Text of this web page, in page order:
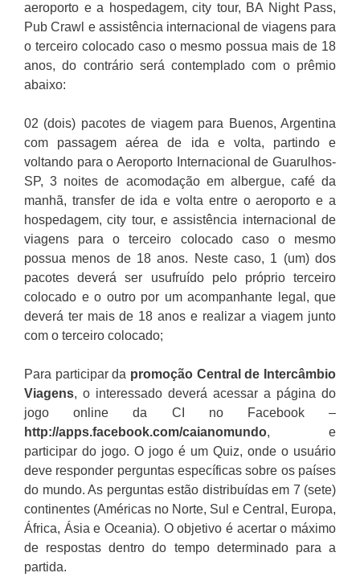
aeroporto e a hospedagem, city tour, BA Night Pass,
Pub Crawl e assistência internacional de viagens para
o terceiro colocado caso o mesmo possua mais de 18
anos, do contrário será contemplado com o prêmio
abaixo:
02 (dois) pacotes de viagem para Buenos, Argentina
com passagem aérea de ida e volta, partindo e
voltando para o Aeroporto Internacional de Guarulhos-
SP, 3 noites de acomodação em albergue, café da
manhã, transfer de ida e volta entre o aeroporto e a
hospedagem, city tour, e assistência internacional de
viagens para o terceiro colocado caso o mesmo
possua menos de 18 anos. Neste caso, 1 (um) dos
pacotes deverá ser usufruído pelo próprio terceiro
colocado e o outro por um acompanhante legal, que
deverá ter mais de 18 anos e realizar a viagem junto
com o terceiro colocado;
Para participar da promoção Central de Intercâmbio
Viagens, o interessado deverá acessar a página do
jogo online da CI no Facebook –
http://apps.facebook.com/caianomundo, e
participar do jogo. O jogo é um Quiz, onde o usuário
deve responder perguntas específicas sobre os países
do mundo. As perguntas estão distribuídas em 7 (sete)
continentes (Américas no Norte, Sul e Central, Europa,
África, Ásia e Oceania). O objetivo é acertar o máximo
de respostas dentro do tempo determinado para a
partida.